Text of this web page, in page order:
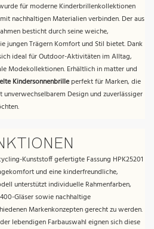
für moderne Kinderbrillenkollektionen
nachhaltigen Materialien verbinden. Der aus
besticht durch seine weiche,
jungen Trägern Komfort und Stil bietet. Dank
ideal für Outdoor-Aktivitäten im Alltag,
Modekollektionen. Erhältlich in matter und
Kindersonnenbrilleperfekt für Marken, die
Design und zuverlässiger
Kunststoff gefertigte Fassung HPK25201
und eine kinderfreundliche,
unterstützt individuelle Rahmenfarben,
Gläser sowie nachhaltige
Markenkonzepten gerecht zu werden.
lebendigen Farbauswahl eignen sich diese